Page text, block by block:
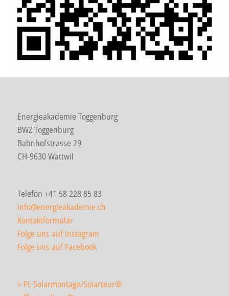
Energieakademie Toggenburg
BWZ Toggenburg
Bahnhofstrasse 29
CH-9630 Wattwil
Telefon +41 58 228 85 83
info@energieakademie.ch
Kontaktformular
Folge uns auf Instagram
Folge uns auf Facebook
> PL Solarmontage/Solarteur®